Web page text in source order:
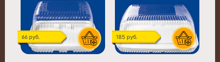
66 руб. 185 руб.